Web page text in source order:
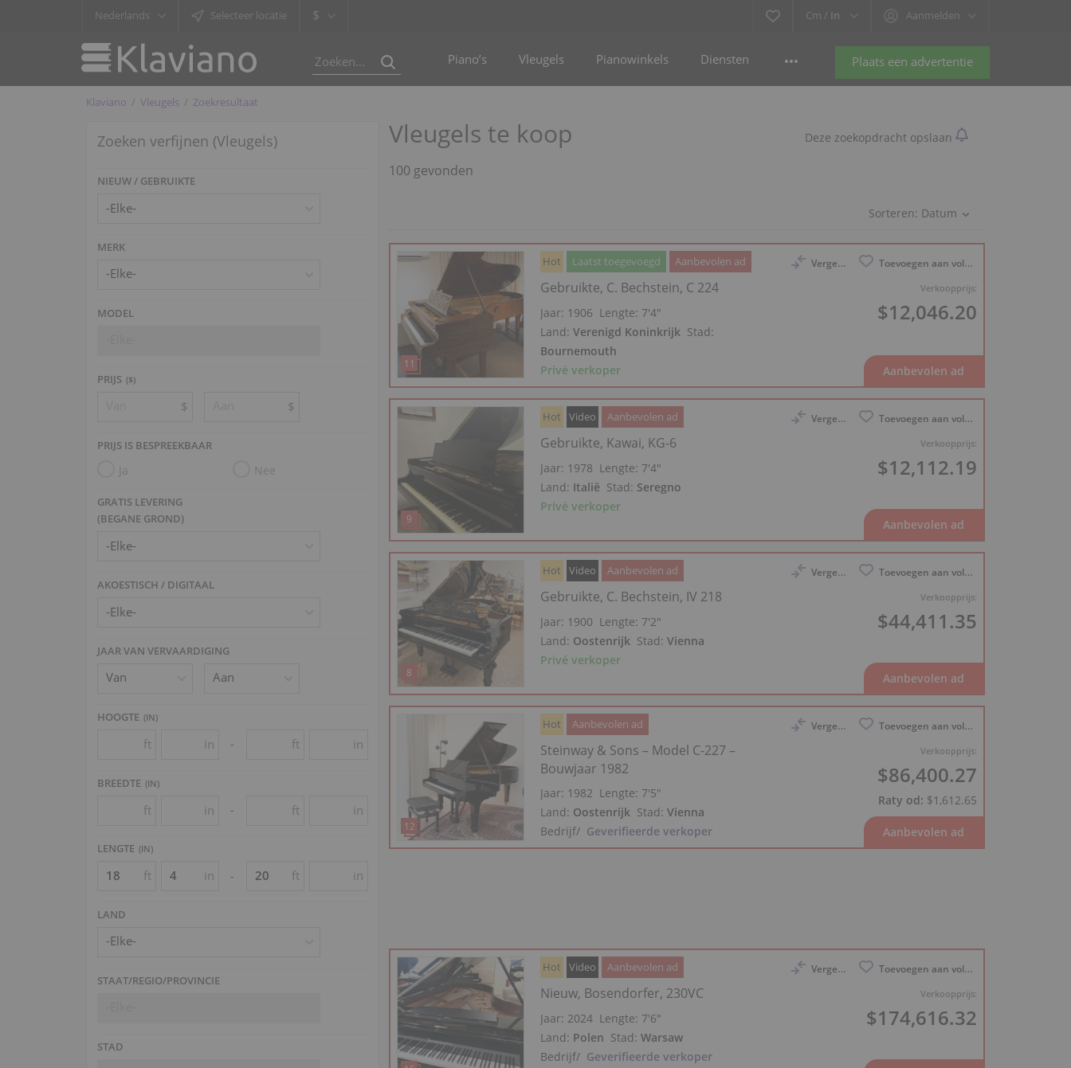
Nederlands Selecteer locatie $ Cm / In Aanmelden
Plaats een advertentie
Piano’s Vleugels Pianowinkels Diensten
Klaviano Vleugels Zoekresultaat
Zoeken verfijnen (Vleugels)
NIEUW / GEBRUIKTE
MERK
-Elke-
MODEL
PRIJS ($)
$ $
PRIJS IS BESPREEKBAAR
Ja Nee
GRATIS LEVERING
(BEGANE GROND)
AKOESTISCH / DIGITAAL
JAAR VAN VERVAARDIGING
HOOGTE (IN)
ft in - ft in
BREEDTE (IN)
ft in - ft in
LENGTE (IN)
ft in - ft in
LAND
-Elke-
STAAT/REGIO/PROVINCIE
STAD
Vleugels te koop
100 gevonden
Deze zoekopdracht opslaan
Sorteren: Datum
Vergelijk Toevoegen aan volglijst
Verkoopprijs:
$12,046.20
Hot Laatst toegevoegd Aanbevolen ad
Gebruikte, C. Bechstein, C 224
Jaar: 1906 Lengte: 7′4″
Land:Verenigd Koninkrijk Stad:
Bournemouth
Privé verkoper
Vergelijk Toevoegen aan volglijst
Verkoopprijs:
$12,112.19
Hot Video Aanbevolen ad
Gebruikte, Kawai, KG-6
Jaar: 1978 Lengte: 7′4″
Land: Italië Stad: Seregno
Privé verkoper
Vergelijk Toevoegen aan volglijst
Verkoopprijs:
$44,411.35
Hot Video Aanbevolen ad
Gebruikte, C. Bechstein, IV 218
Jaar: 1900 Lengte: 7′2″
Land: Oostenrijk Stad:Vienna
Privé verkoper
Vergelijk Toevoegen aan volglijst
Verkoopprijs:
$86,400.27
Raty od: $1,612.65
Hot Aanbevolen ad
Steinway & Sons – Model C-227 –
Bouwjaar 1982
Jaar: 1982 Lengte: 7′5″
Land: Oostenrijk Stad:Vienna
Bedrijf/ Geverifieerde verkoper
Vergelijk Toevoegen aan volglijst
Verkoopprijs:
$174,616.32
Hot Video Aanbevolen ad
Nieuw, Bosendorfer, 230VC
Jaar: 2024 Lengte: 7′6″
Land: Polen Stad:Warsaw
Bedrijf/ Geverifieerde verkoper